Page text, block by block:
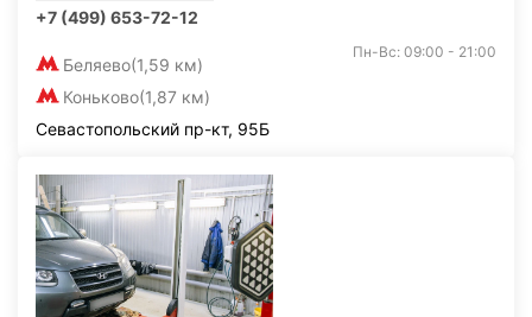
+7 (499) 653-72-12
Беляево(1,59 км)
Коньково(1,87 км)
Пн-Вс: 09:00 - 21:00
Севастопольский пр-кт, 95Б